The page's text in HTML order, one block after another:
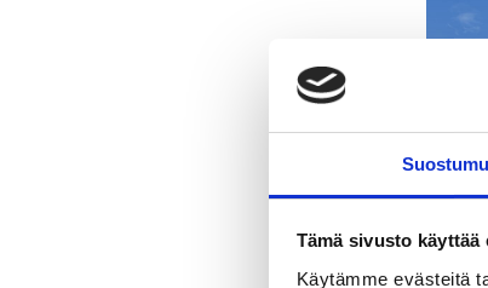
Tämä sivusto käyttää
Käytämme evästeitä